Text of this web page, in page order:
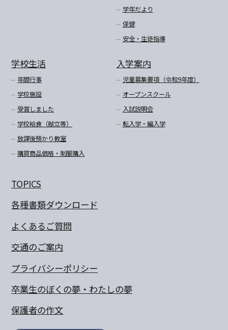
学年だより
保健
安全・生徒指導
学校生活
年間行事
学校施設
受賞しました
学校給食（献立等）
放課後預かり教室
購買商品価格・制服購入
入学案内
児童募集要項（令和9年度）
オープンスクール
入試説明会
転入学・編入学
TOPICS
各種書類ダウンロード
よくあるご質問
交通のご案内
プライバシーポリシー
卒業生のぼくの夢・わたしの夢
保護者の作文